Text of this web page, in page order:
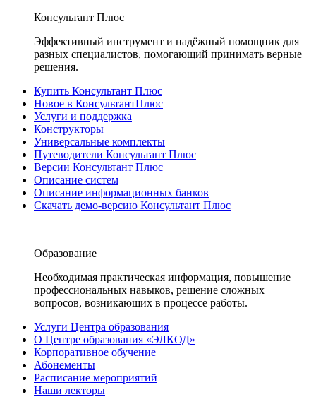
Консультант Плюс
Эффективный инструмент и надёжный помощник для
разных специалистов, помогающий принимать верные
решения.
Купить Консультант Плюс
Новое в КонсультантПлюс
Услуги и поддержка
Конструкторы
Универсальные комплекты
Путеводители Консультант Плюс
Версии Консультант Плюс
Описание систем
Описание информационных банков
Скачать демо-версию Консультант Плюс
Образование
Необходимая практическая информация, повышение
профессиональных навыков, решение сложных
вопросов, возникающих в процессе работы.
Услуги Центра образования
О Центре образования «ЭЛКОД»
Корпоративное обучение
Абонементы
Расписание мероприятий
Наши лекторы